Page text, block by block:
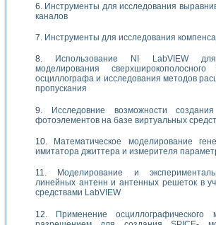
Инструменты для исследования
каналов
Инструменты для исследования
Использование NI LabVIEW для
моделирования сверхширокополосного
осциллографа и исследования методов
пропускания
Исследовние возможности
фотоэлементов на базе виртуальных
Математическое моделирование
имитатора джиттера и измерителя
Моделирование и
линейных антенн и антенных решеток в
средствами LabVIEW
Применение